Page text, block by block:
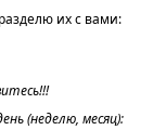
их с вами:
(неделю, месяц):